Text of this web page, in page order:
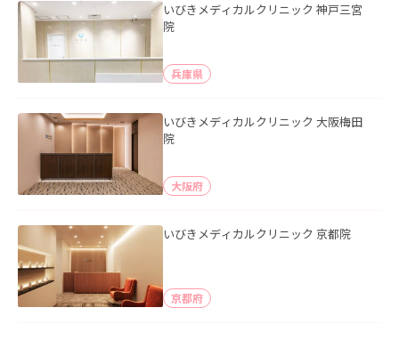
いびきメディカルクリニック 神戸三宮
院
兵庫県
いびきメディカルクリニック 大阪梅田
院
大阪府
いびきメディカルクリニック 京都院
京都府